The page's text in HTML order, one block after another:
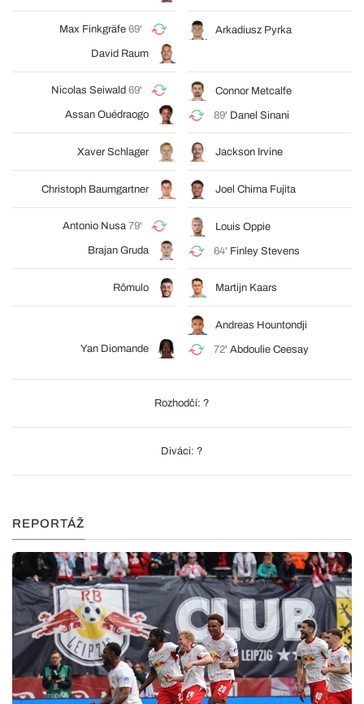
Max Finkgräfe 69'
David Raum
Arkadiusz Pyrka
Nicolas Seiwald 69'
Assan Ouédraogo
Connor Metcalfe
89' Danel Sinani
Xaver Schlager Jackson Irvine
Christoph Baumgartner Joel Chima Fujita
Antonio Nusa 79'
Brajan Gruda
Louis Oppie
64' Finley Stevens
Rômulo Martijn Kaars
Yan Diomande
Andreas Hountondji
72' Abdoulie Ceesay
Rozhodčí: ?
Diváci: ?
REPORTÁŽ